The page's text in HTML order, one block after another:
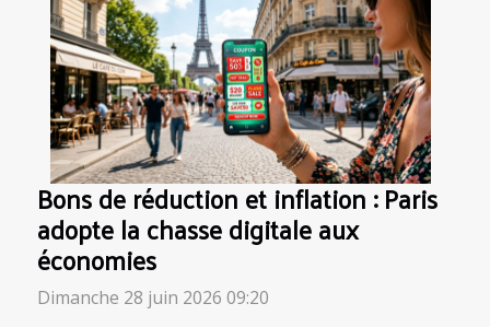
Bons de réduction et inflation : Paris
adopte la chasse digitale aux
économies
Dimanche 28 juin 2026 09:20